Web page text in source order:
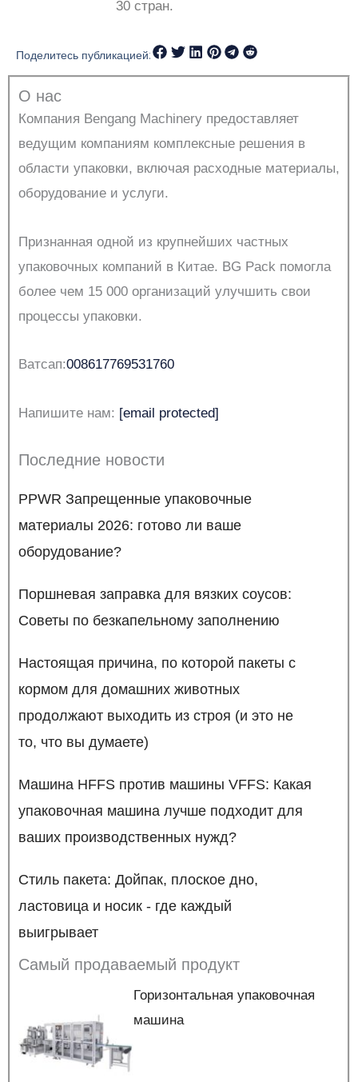
30 стран.
Поделитесь публикацией:
О нас
Компания Bengang Machinery предоставляет
ведущим компаниям комплексные решения в
области упаковки, включая расходные материалы,
оборудование и услуги.
Признанная одной из крупнейших частных
упаковочных компаний в Китае. BG Pack помогла
более чем 15 000 организаций улучшить свои
процессы упаковки.
Ватсап:008617769531760
Напишите нам: [email protected]
Последние новости
PPWR Запрещенные упаковочные
материалы 2026: готово ли ваше
оборудование?
Поршневая заправка для вязких соусов:
Советы по безкапельному заполнению
Настоящая причина, по которой пакеты с
кормом для домашних животных
продолжают выходить из строя (и это не
то, что вы думаете)
Машина HFFS против машины VFFS: Какая
упаковочная машина лучше подходит для
ваших производственных нужд?
Стиль пакета: Дойпак, плоское дно,
ластовица и носик - где каждый
выигрывает
Самый продаваемый продукт
Горизонтальная упаковочная
машина